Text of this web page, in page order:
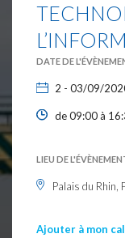
DATE DE
2 - 03/09/
de 09:00 à
LIEU DE
Palais du Rhin,
Ajouter à mon